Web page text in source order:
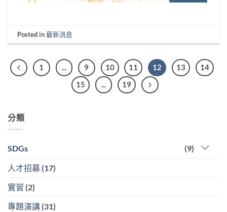
Posted in最新消息
1 ... 9 10 11 12 13
14
15
... 19
分類
SDGs (9)
人才招募 (17)
實習 (2)
專題演講 (31)